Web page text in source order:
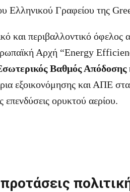
Ελληνικού Γραφείου της
και περιβαλλοντικό όφελος
Αρχή “Energy
Βαθμός Απόδοσης
εξοικονόμησης και ΑΠΕ στα
επενδύσεις ορυκτού αερίου.